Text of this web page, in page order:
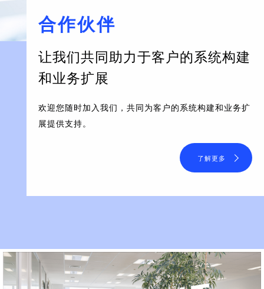
合作伙伴
让我们共同助力于客户的系统构建
和业务扩展
欢迎您随时加入我们，共同为客户的系统构建和业务扩
展提供支持。
了解更多